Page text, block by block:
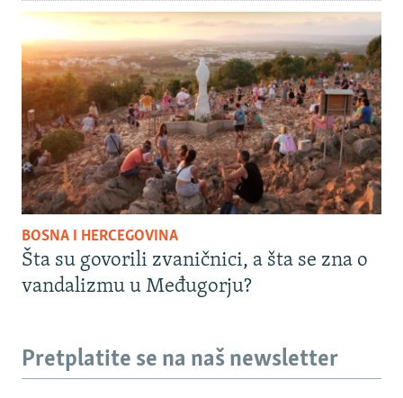
BOSNA I HERCEGOVINA
Šta su govorili zvaničnici, a šta se zna o
vandalizmu u Međugorju?
Pretplatite se na naš newsletter